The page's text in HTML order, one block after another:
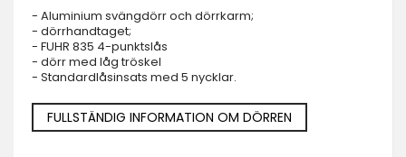
- Aluminium svängdörr och dörrkarm;
- dörrhandtaget;
- FUHR 835 4-punktslås
- dörr med låg tröskel
- Standardlåsinsats med 5 nycklar.
FULLSTÄNDIG INFORMATION OM DÖRREN